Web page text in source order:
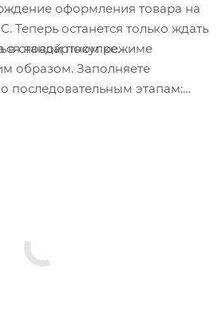
туризм; пешие прогулки
стекловолокном подошва из
покрытие вокруг шипов;
увеличенного объёма;
оформления товара на
Теперь останется только ждать
новой покупке.
в стандартном режиме
образом. Заполняете
последовательным этапам:
заказ».